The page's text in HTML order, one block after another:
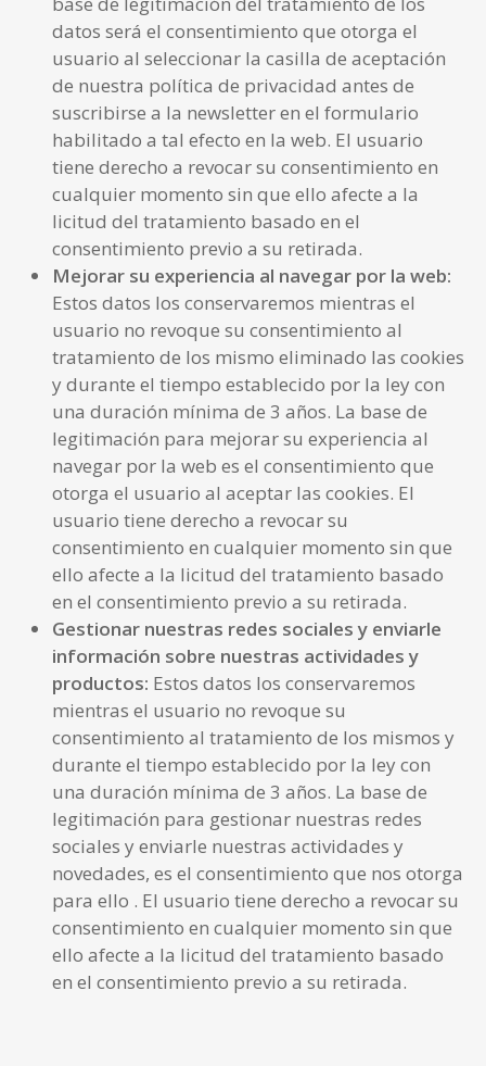
datos será el consentimiento que otorga el
usuario al seleccionar la casilla de aceptación
de nuestra política de privacidad antes de
suscribirse a la newsletter en el formulario
habilitado a tal efecto en la web. El usuario
tiene derecho a revocar su consentimiento en
cualquier momento sin que ello afecte a la
licitud del tratamiento basado en el
consentimiento previo a su retirada.
Mejorar su experiencia al navegar por la web:
Estos datos los conservaremos mientras el
usuario no revoque su consentimiento al
tratamiento de los mismo eliminado las cookies
y durante el tiempo establecido por la ley con
una duración mínima de 3 años. La base de
legitimación para mejorar su experiencia al
navegar por la web es el consentimiento que
otorga el usuario al aceptar las cookies. El
usuario tiene derecho a revocar su
consentimiento en cualquier momento sin que
ello afecte a la licitud del tratamiento basado
en el consentimiento previo a su retirada.
Gestionar nuestras redes sociales y enviarle
información sobre nuestras actividades y
productos: Estos datos los conservaremos
mientras el usuario no revoque su
consentimiento al tratamiento de los mismos y
durante el tiempo establecido por la ley con
una duración mínima de 3 años. La base de
legitimación para gestionar nuestras redes
sociales y enviarle nuestras actividades y
novedades, es el consentimiento que nos otorga
para ello . El usuario tiene derecho a revocar su
consentimiento en cualquier momento sin que
ello afecte a la licitud del tratamiento basado
en el consentimiento previo a su retirada.